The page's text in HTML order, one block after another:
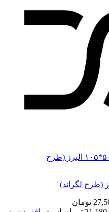
قیمت اصلی 27,500 تومان